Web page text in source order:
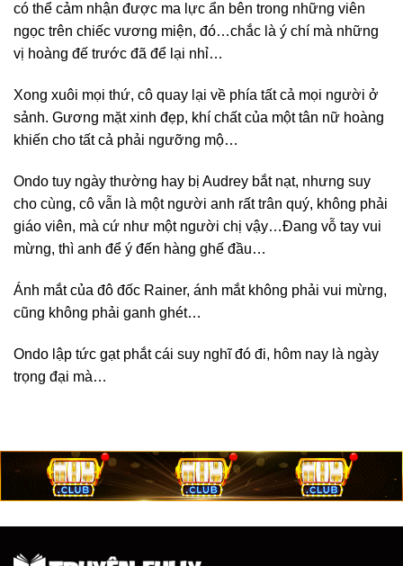
có thể cảm nhận được ma lực ẩn bên trong những viên
ngọc trên chiếc vương miện, đó…chắc là ý chí mà những
vị hoàng đế trước đã để lại nhỉ…
Xong xuôi mọi thứ, cô quay lại về phía tất cả mọi người ở
sảnh. Gương mặt xinh đẹp, khí chất của một tân nữ hoàng
khiến cho tất cả phải ngưỡng mộ…
Ondo tuy ngày thường hay bị Audrey bắt nạt, nhưng suy
cho cùng, cô vẫn là một người anh rất trân quý, không phải
giáo viên, mà cứ như một người chị vậy…Đang vỗ tay vui
mừng, thì anh để ý đến hàng ghế đầu…
Ánh mắt của đô đốc Rainer, ánh mắt không phải vui mừng,
cũng không phải ganh ghét…
Ondo lập tức gạt phắt cái suy nghĩ đó đi, hôm nay là ngày
trọng đại mà…